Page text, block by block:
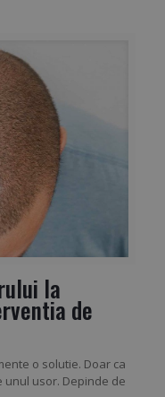
la
de
o solutie. Doar ca
usor. Depinde de